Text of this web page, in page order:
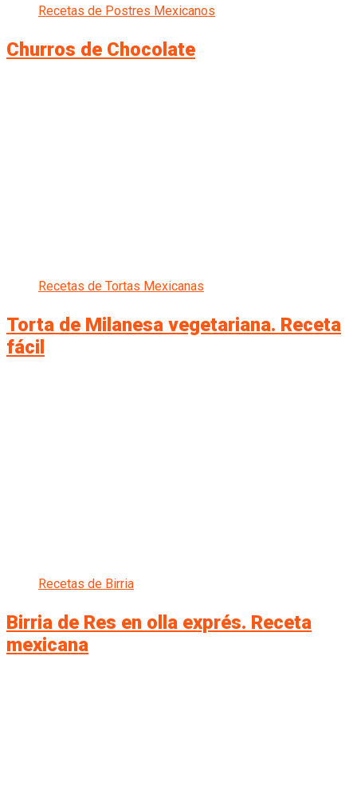
Recetas de Postres Mexicanos
Churros de Chocolate
Recetas de Tortas Mexicanas
Torta de Milanesa vegetariana. Receta
fácil
Recetas de Birria
Birria de Res en olla exprés. Receta
mexicana